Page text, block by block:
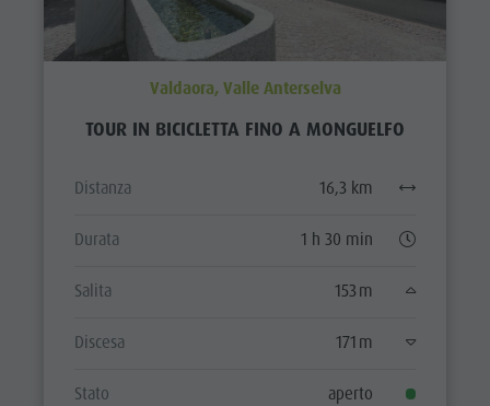
Valdaora, Valle Anterselva
TOUR IN BICICLETTA FINO A MONGUELFO
Distanza 16,3 km
Durata 1 h 30 min
Salita 153 m
Discesa 171 m
Stato aperto